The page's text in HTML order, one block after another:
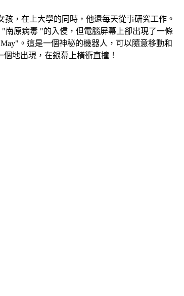
，在上大學的同時，他還每天從事研究工作。
原病毒 "的入侵，但電腦屏幕上卻出現了一條
。這是一個神秘的機器人，可以隨意移動和
地出現，在銀幕上橫衝直撞！